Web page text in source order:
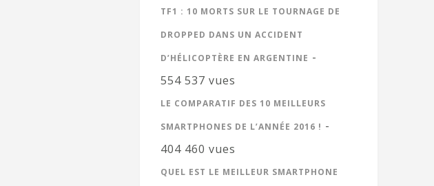
TF1 : 10 MORTS SUR LE TOURNAGE DE
DROPPED DANS UN ACCIDENT
D’HÉLICOPTÈRE EN ARGENTINE -
554 537 vues
LE COMPARATIF DES 10 MEILLEURS
SMARTPHONES DE L’ANNÉE 2016 ! -
404 460 vues
QUEL EST LE MEILLEUR SMARTPHONE